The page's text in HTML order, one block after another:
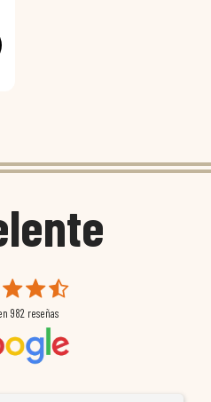
982 reseñas